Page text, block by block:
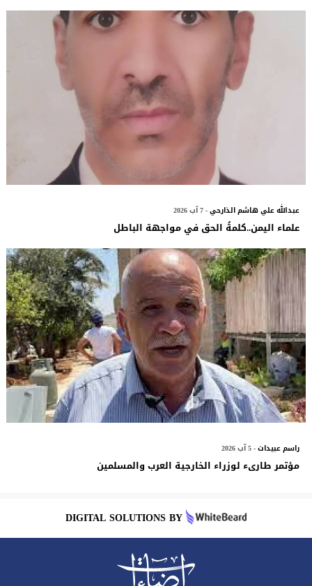
عبدالله علي هاشم الذارحي- 7 آب 2026
علماء اليمن..كلمةُ الحق في مواجهة الباطل
راسم عبيدات- 5 آب 2026
مؤتمر طارىء لوزراء الخارجية العرب والمسلمين
DIGITAL SOLUTIONS BY